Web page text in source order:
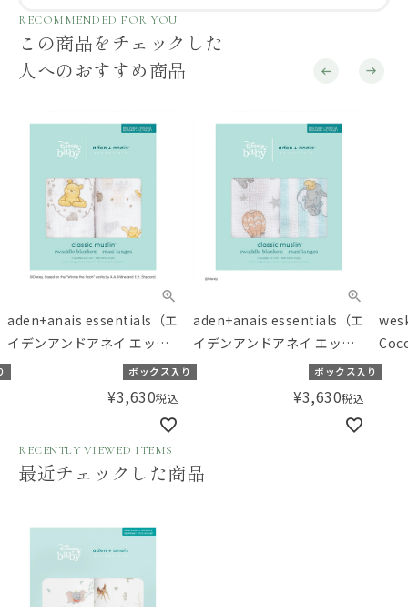
RECOMMENDED FOR YOU
この商品をチェックした
人へのおすすめ商品
aden+anais essentials（エ
イデンアンドアネイ エッセ
ンシャルズ）【日本正規
品】モスリンコットン おく
るみ 2枚 ディズニー ウィニ
baby swaddle -
winnie+friends- 2pk
ボックス入り
¥3,630税込
aden+anais essentials（エ
イデンアンドアネイ エッセ
ンシャルズ）【日本正規
品】モスリンコットン おく
るみ 2枚 ディズニー ダンボ
ボックス入り
¥3,630税込
RECENTLY VIEWED ITEMS
最近チェックした商品